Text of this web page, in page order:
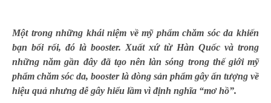
Một trong những khái niệm về mỹ phẩm chăm sóc da khiến
bạn bối rối, đó là booster. Xuất xứ từ Hàn Quốc và trong
những năm gần đây đã tạo nên làn sóng trong thế giới mỹ
phẩm chăm sóc da, booster là dòng sản phẩm gây ấn tượng về
hiệu quả nhưng dễ gây hiểu lầm vì định nghĩa “mơ hồ”.